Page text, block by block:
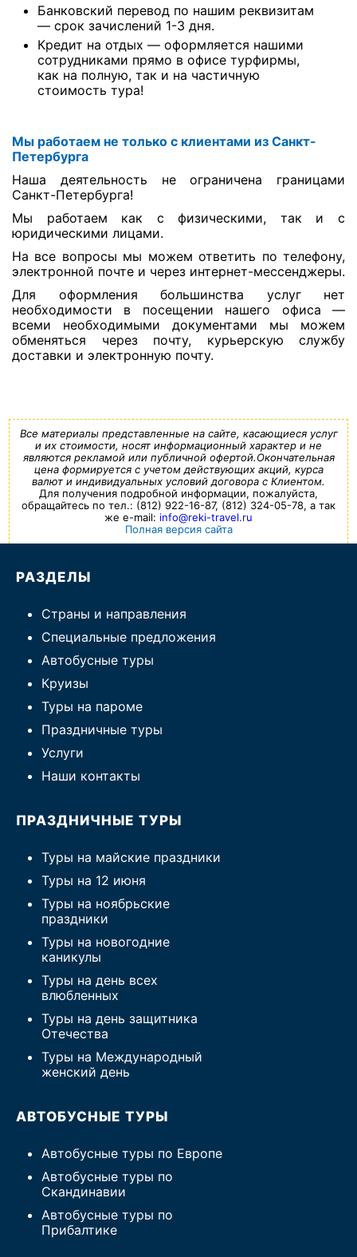
Банковский перевод по нашим реквизитам
— срок зачислений 1-3 дня.
Кредит на отдых — оформляется нашими
сотрудниками прямо в офисе турфирмы,
как на полную, так и на частичную
стоимость тура!
Мы работаем не только с клиентами из Санкт-
Петербурга
Наша деятельность не ограничена границами
Санкт-Петербурга!
Мы работаем как с физическими, так и с
юридическими лицами.
На все вопросы мы можем ответить по телефону,
электронной почте и через интернет-мессенджеры.
Для оформления большинства услуг нет
необходимости в посещении нашего офиса —
всеми необходимыми документами мы можем
обменяться через почту, курьерскую службу
доставки и электронную почту.
Все материалы представленные на сайте, касающиеся услуг
и их стоимости, носят информационный характер и не
являются рекламой или публичной офертой.Окончательная
цена формируется с учетом действующих акций, курса
валют и индивидуальных условий договора с Клиентом.
Для получения подробной информации, пожалуйста,
обращайтесь по тел.: (812) 922-16-87, (812) 324-05-78, а так
же e-mail: info@reki-travel.ru
Полная версия сайта
РАЗДЕЛЫ
Страны и направления
Специальные предложения
Автобусные туры
Круизы
Туры на пароме
Праздничные туры
Услуги
Наши контакты
ПРАЗДНИЧНЫЕ ТУРЫ
Туры на майские праздники
Туры на 12 июня
Туры на ноябрьские
праздники
Туры на новогодние
каникулы
Туры на день всех
влюбленных
Туры на день защитника
Отечества
Туры на Международный
женский день
АВТОБУСНЫЕ ТУРЫ
Автобусные туры по Европе
Автобусные туры по
Скандинавии
Автобусные туры по
Прибалтике